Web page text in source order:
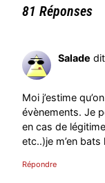
81 Réponses
Salade
Moi j’estime
évènements. Je
en cas de
etc..)je m’en
Répondre